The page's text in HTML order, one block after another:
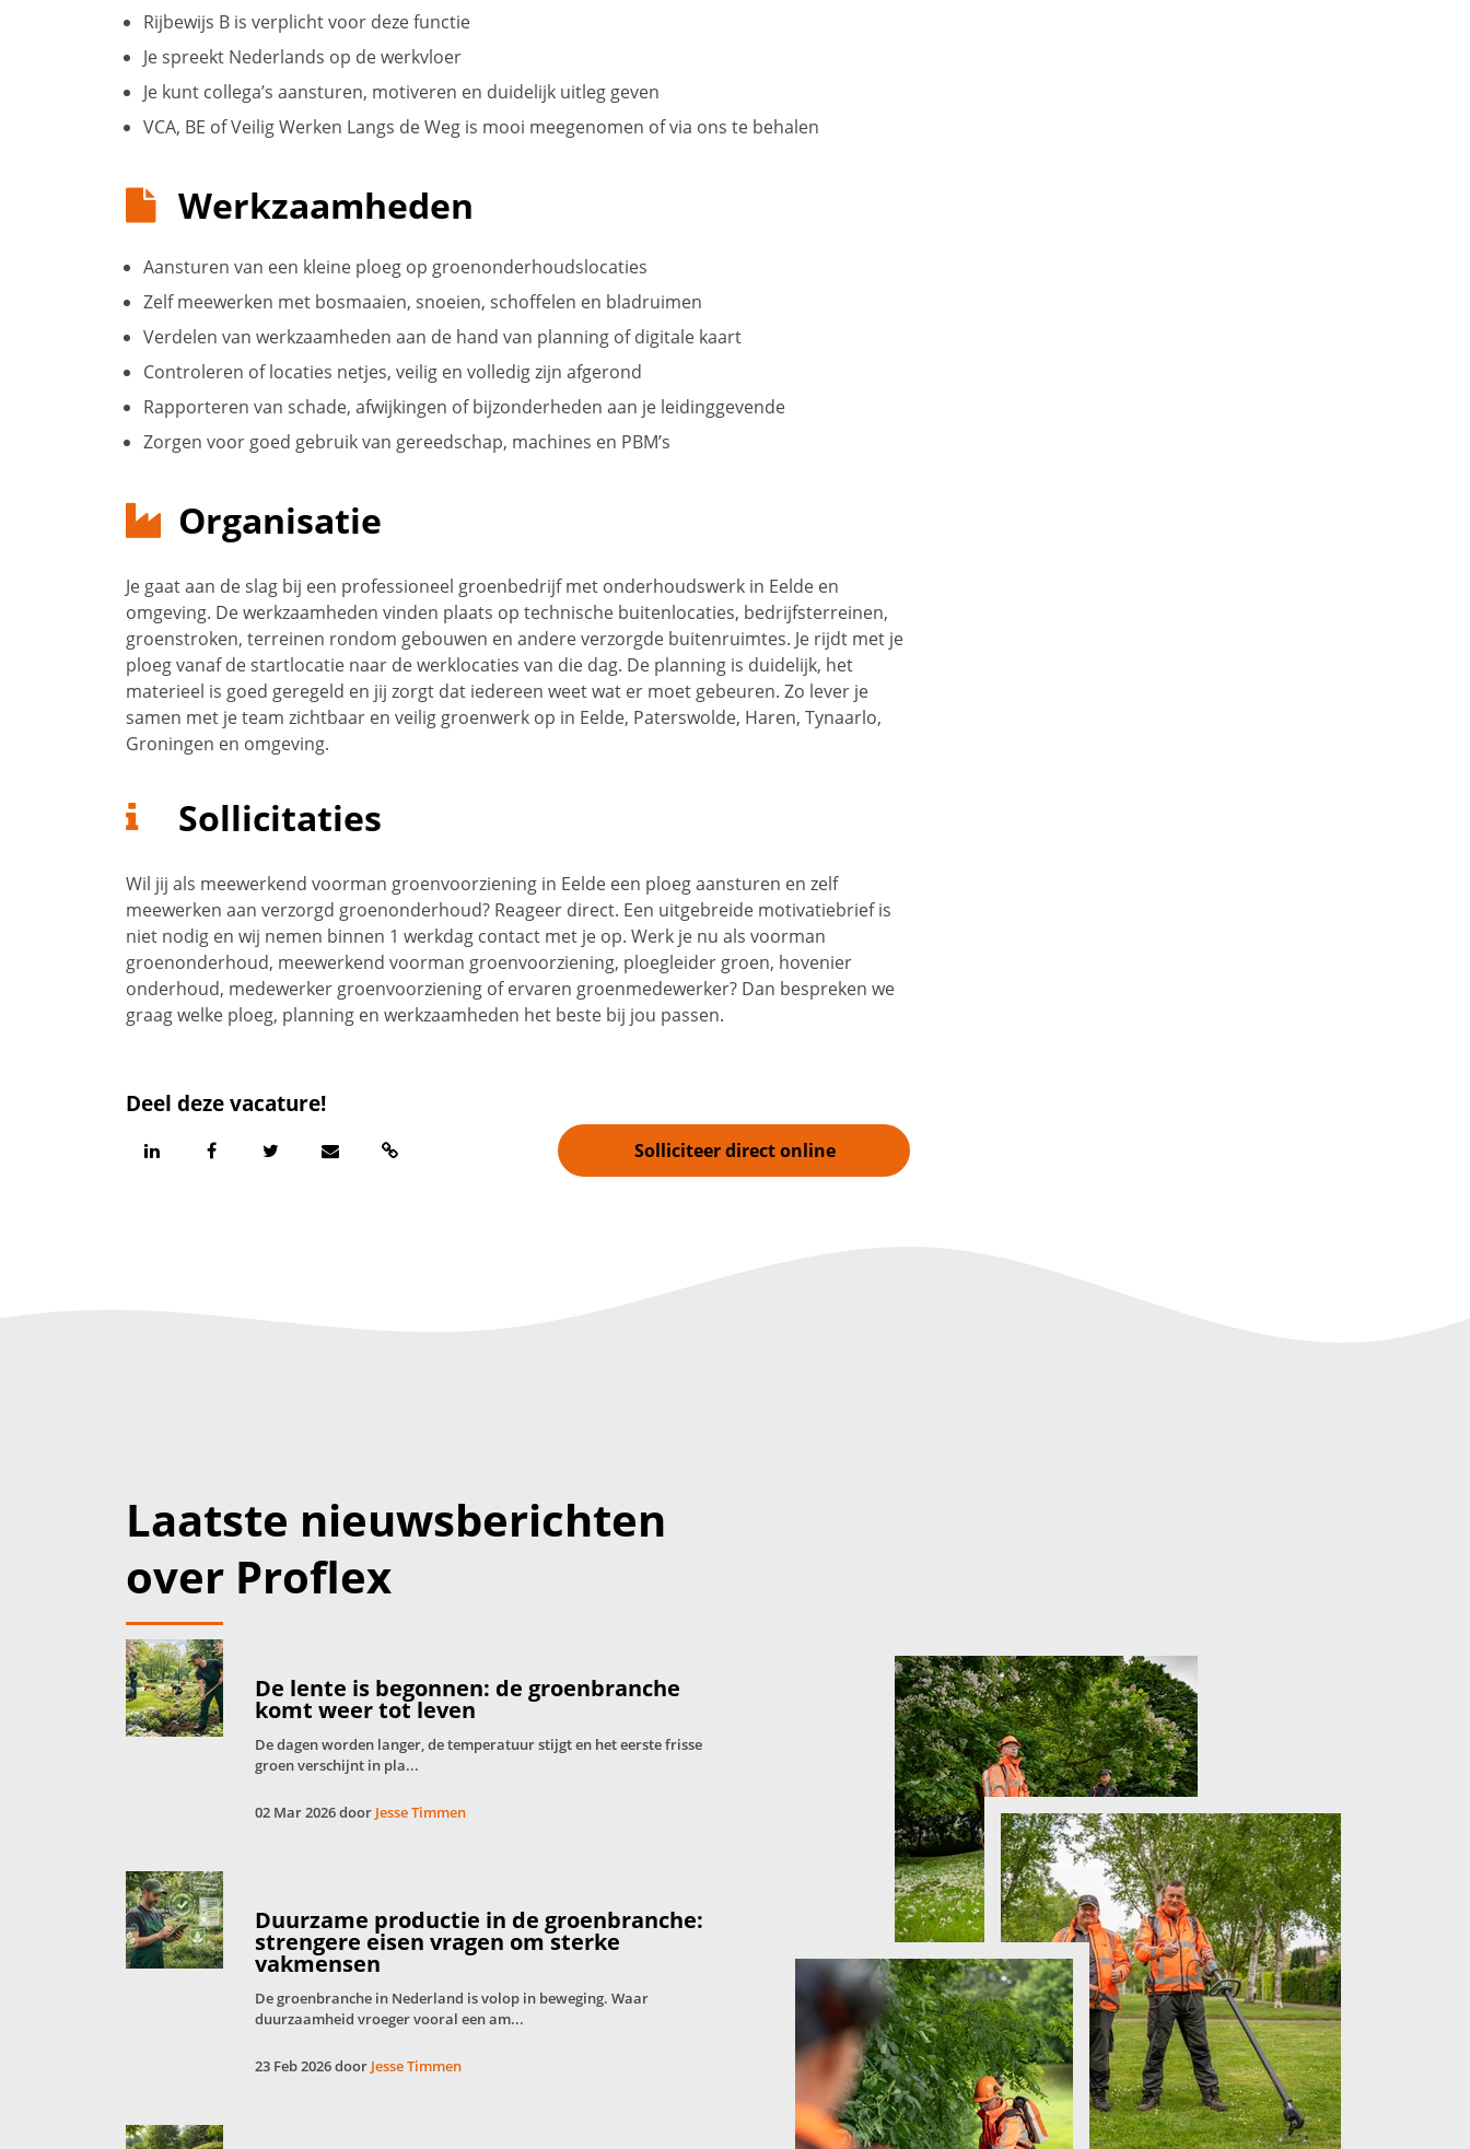
Rijbewijs B is verplicht voor deze functie
Je spreekt Nederlands op de werkvloer
Je kunt collega’s aansturen, motiveren en duidelijk uitleg geven
VCA, BE of Veilig Werken Langs de Weg is mooi meegenomen of via ons te behalen
Werkzaamheden
Aansturen van een kleine ploeg op groenonderhoudslocaties
Zelf meewerken met bosmaaien, snoeien, schoffelen en bladruimen
Verdelen van werkzaamheden aan de hand van planning of digitale kaart
Controleren of locaties netjes, veilig en volledig zijn afgerond
Rapporteren van schade, afwijkingen of bijzonderheden aan je leidinggevende
Zorgen voor goed gebruik van gereedschap, machines en PBM’s
Organisatie
Je gaat aan de slag bij een professioneel groenbedrijf met onderhoudswerk in Eelde en
omgeving. De werkzaamheden vinden plaats op technische buitenlocaties, bedrijfsterreinen,
groenstroken, terreinen rondom gebouwen en andere verzorgde buitenruimtes. Je rijdt met je
ploeg vanaf de startlocatie naar de werklocaties van die dag. De planning is duidelijk, het
materieel is goed geregeld en jij zorgt dat iedereen weet wat er moet gebeuren. Zo lever je
samen met je team zichtbaar en veilig groenwerk op in Eelde, Paterswolde, Haren, Tynaarlo,
Groningen en omgeving.
Sollicitaties
Wil jij als meewerkend voorman groenvoorziening in Eelde een ploeg aansturen en zelf
meewerken aan verzorgd groenonderhoud? Reageer direct. Een uitgebreide motivatiebrief is
niet nodig en wij nemen binnen 1 werkdag contact met je op. Werk je nu als voorman
groenonderhoud, meewerkend voorman groenvoorziening, ploegleider groen, hovenier
onderhoud, medewerker groenvoorziening of ervaren groenmedewerker? Dan bespreken we
graag welke ploeg, planning en werkzaamheden het beste bij jou passen.
Deel deze vacature!
Solliciteer direct online
Laatste nieuwsberichten
over Proflex
De lente is begonnen: de groenbranche
komt weer tot leven
De dagen worden langer, de temperatuur stijgt en het eerste frisse
groen verschijnt in pla...
02 Mar 2026 door Jesse Timmen
Duurzame productie in de groenbranche:
strengere eisen vragen om sterke
vakmensen
De groenbranche in Nederland is volop in beweging. Waar
duurzaamheid vroeger vooral een am...
23 Feb 2026 door Jesse Timmen